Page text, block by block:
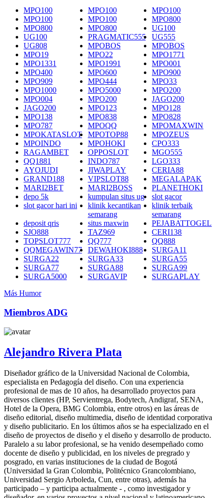
MPO100 MPO100
MPO100
MPO100
MPO100
MPO800
MPO800
MPO800
UG100
UG100
PRAGMATIC555
UG555
UG808
MPOBOS
MPOBOS
MPO19
MPO22
MPO1771
MPO1331
MPO1991
MPO001
MPO400
MPO600
MPO900
MPO909
MPO444
MPO33
MPO1000
MPO5000
MPO200
MPO004
MPO200
JAGO200
JAGO200
MPO123
MPO128
MPO138
MPO838
MPO828
MPO787
MPOQQ
MPOMAXWIN
MPOKATASLOT
MPOTOP88
MPOZEUS
MPOINDO
MPOHOKI
CPO333
RAGAMBET
OPPOSLOT
MGO555
QQ1881
INDO787
LGO333
AYOJUDI
JIWAPLAY
CERIA88
GRAND188
VIPSLOT88
MEGALAPAK
MARI2BET
MARI2BOSS
PLANETHOKI
depo 5k
kumpulan situs ug
slot gacor
slot gacor hari ini
klinik kecantikan
semarang
klinik terbaik
semarang
deposit qris
situs maxwin
PEJABATTOGEL
SJO888
TAZ969
CERI138
TOPSLOT777
QQ777
QQ888
QQMEGAWIN77
DEWAHOKI888
SURGA11
SURGA22
SURGA33
SURGA55
SURGA77
SURGA88
SURGA99
SURGA5000
SURGAVIP
SURGAPLAY
Más Humor
Miembros ADG
Alejandro Rivera Plata
Diseñador gráfico de la Universidad Nacional de Colombia,
especialista en Pedagogía del diseño. Con una experiencia
profesional de mas de 10 años, ha desarrollado proyectos para
diversos clientes (HP, Servientrega, Bodytech, Andigraf, SENA,
Hotel de la Opera, BMG Colombia, entre otros) en las áreas de
diseño editorial, diseño multimedia, diseño de identidad corporativa
y diseño publicitario. En los últimos años se ha especializado en el
diseño de proyectos de diseño y el diseño y desarrollo de producto.
Paralelo a su labor profesional, se ha venido desempeñado como
docente de diseño y publicidad, en los niveles de pregrado y
posgrado, en varias instituciones de la ciudad de Bogotá
(Universidad la Gran Colombia, Politécnico Grancolombiano,
Universidad Sergio Arboleda, Cun, entre otras), además ha
participado – y participa actualmente - , como investigador y